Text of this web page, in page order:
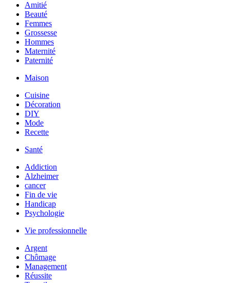
Amitié
Beauté
Femmes
Grossesse
Hommes
Maternité
Paternité
Maison
Cuisine
Décoration
DIY
Mode
Recette
Santé
Addiction
Alzheimer
cancer
Fin de vie
Handicap
Psychologie
Vie professionnelle
Argent
Chômage
Management
Réussite